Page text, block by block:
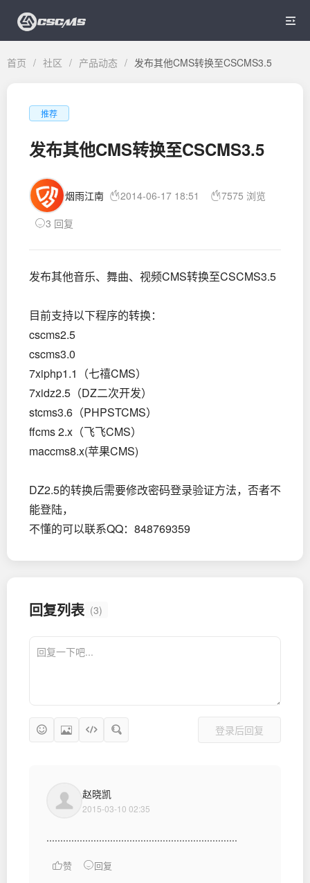

首页 / 社区 / 产品动态 / 发布其他CMS转换至CSCMS3.5
推荐
发布其他CMS转换至CSCMS3.5
烟雨江南 2014-06-17 18:51
7575 浏览
3 回复
发布其他音乐、舞曲、视频CMS转换至CSCMS3.5
目前支持以下程序的转换：
cscms2.5
cscms3.0
7xiphp1.1（七禧CMS）
7xidz2.5（DZ二次开发）
stcms3.6（PHPSTCMS）
ffcms 2.x（飞飞CMS）
maccms8.x(苹果CMS)
DZ2.5的转换后需要修改密码登录验证方法，否者不
能登陆，
不懂的可以联系QQ：848769359
回复列表 (3)
登录后回复
赵晓凯
2015-03-10 02:35
.....................................................................
赞 回复